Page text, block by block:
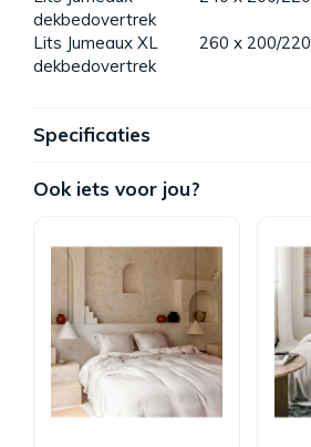
dekbedovertrek
Lits Jumeaux XL
dekbedovertrek
260 x 200/220
Specificaties
Ook iets voor jou?